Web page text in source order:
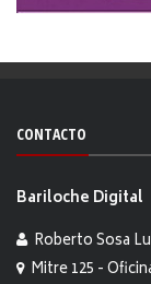
CONTACTO
Bariloche Digital
Roberto Sosa
Mitre 125 -